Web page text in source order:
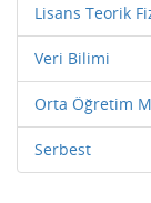
Lisans Teorik
Veri Bilimi
Orta Öğretim
Serbest